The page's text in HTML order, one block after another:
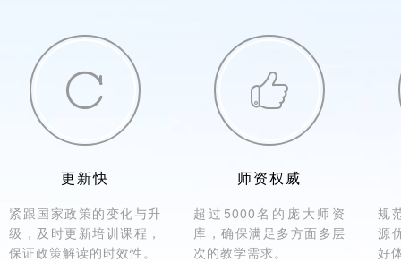

更新快
紧跟国家政策的变化与升
级，及时更新培训课程，
保证政策解读的时效性。

师资权威
超过5000名的庞大师资
库，确保满足多方面多层
次的教学需求。
规
源
好